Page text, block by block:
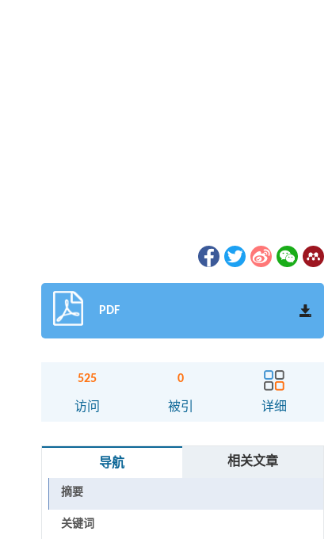
PDF
525
访问
0
被引 详细
导航 相关文章
摘要
关键词